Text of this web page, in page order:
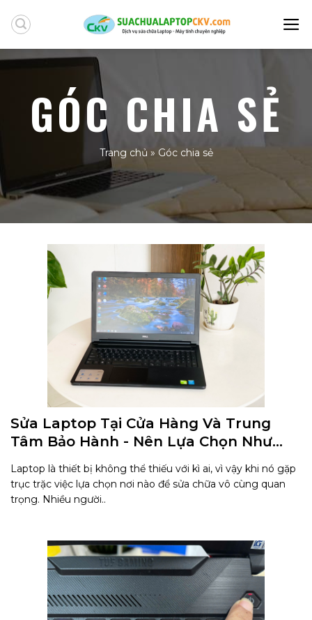
content
GÓC CHIA SẺ
Trang chủ » Góc chia sẻ
Sửa Laptop Tại Cửa Hàng Và Trung
Tâm Bảo Hành - Nên Lựa Chọn Như
Laptop là thiết bị không thể thiếu với kì ai, vì vậy khi nó gặp
trục trặc việc lựa chọn nơi nào để sửa chữa vô cùng quan
trọng. Nhiều người..